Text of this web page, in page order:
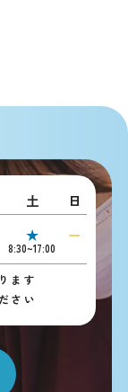
土
日
★
8:30~17:00
ー
ます
さい